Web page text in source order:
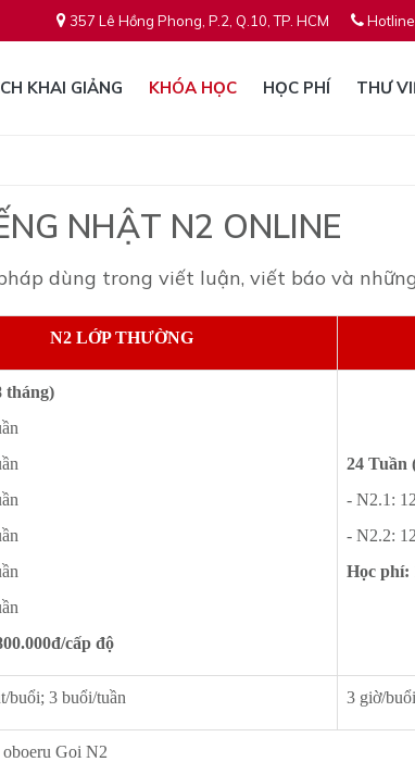
357 Lê Hồng Phong, P.2, Q.10, TP. HCM
KHAI GIẢNG KHÓA HỌC HỌC PHÍ THƯ
NHẬT N2 ONLINE
dùng trong viết luận, viết báo và
N2 LỚP THƯỜNG
tháng)
cấp độ
24 Tuần
- N2.1:
- N2.2:
Học phí:
buổi; 3 buổi/tuần 3 giờ/
Goi N2